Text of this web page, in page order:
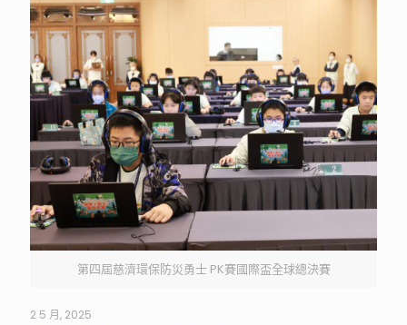
第四屆慈濟環保防災勇士 PK賽國際盃全球總決賽
2 5 月, 2025